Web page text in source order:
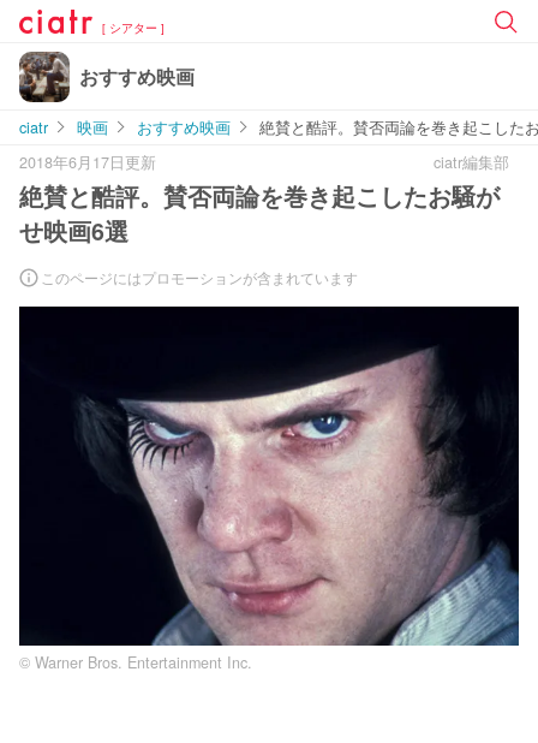
[ シアター ]
おすすめ映画
ciatr 映画 おすすめ映画
絶賛と酷評。賛否両論を巻き起こした
2018年6月17日更新
ciatr編集部
絶賛と酷評。賛否両論を巻き起こしたお騒が
せ映画6選
このページにはプロモーションが含まれています
© Warner Bros. Entertainment Inc.